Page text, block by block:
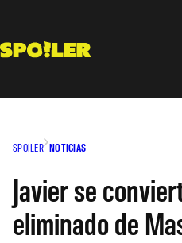
contenido
SPOILER NOTICIAS
Javier se
eliminado de